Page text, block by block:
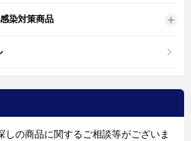
染対策商品
しの商品に関するご相談等がございま